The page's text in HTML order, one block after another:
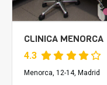
CLINICA MENORCA
4.3
Menorca, 12-14, Madrid